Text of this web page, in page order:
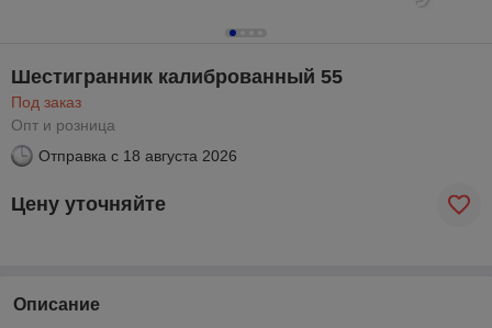
Шестигранник калиброванный 55
Под заказ
Опт и розница
Отправка с 18 августа 2026
Цену уточняйте
Описание